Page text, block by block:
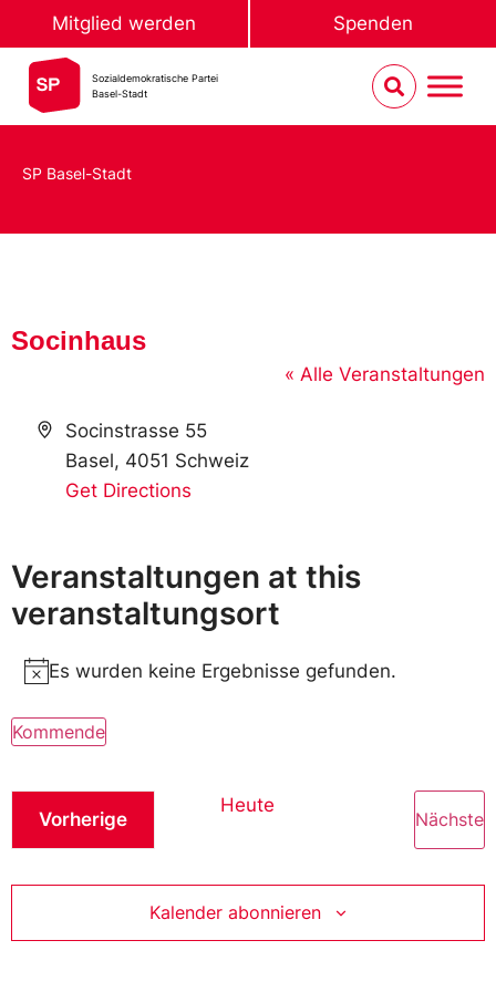
Mitglied werden Spenden
Sozialdemokratische Partei
Basel-Stadt
SP Basel-Stadt
Socinhaus
« Alle Veranstaltungen
Address
Socinstrasse 55
Basel, 4051 Schweiz
Get Directions
Veranstaltungen at this
veranstaltungsort
Notice
Es wurden keine Ergebnisse gefunden.
Kommende
Wählen
das
Datum
aus.VorherigeVeranstaltungen
Heute
Nächste
Kalender abonnieren